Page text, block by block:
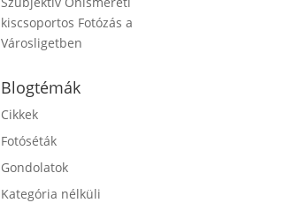
kiscsoportos Fotózás a
Városligetben
Blogtémák
Cikkek
Fotóséták
Gondolatok
Kategória nélküli